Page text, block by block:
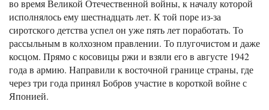
во время Великой Отечественной войны, к началу которой
исполнялось ему шестнадцать лет. К той поре из-за
сиротского детства успел он уже пять лет поработать. То
рассыльным в колхозном правлении. То плугочистом и даже
косцом. Прямо с косовицы ржи и взяли его в августе 1942
года в армию. Направили к восточной границе страны, где
через три года принял Бобров участие в короткой войне с
Японией.